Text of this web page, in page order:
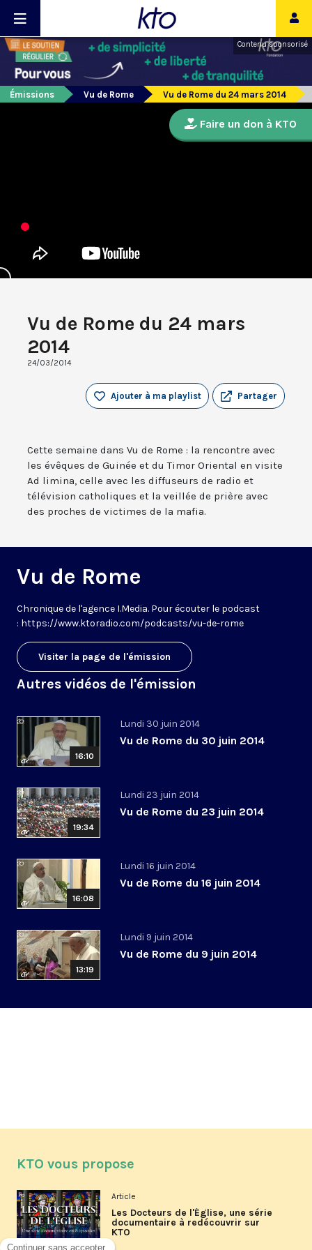
Contenu sponsorisé
Émissions Vu de Rome Vu de Rome du 24 mars 2014
Vu de Rome du 24 mars
2014
24/03/2014
Partager
Ajouter à ma playlist
Cette semaine dans Vu de Rome : la rencontre avec
les évêques de Guinée et du Timor Oriental en visite
Ad limina, celle avec les diffuseurs de radio et
télévision catholiques et la veillée de prière avec
des proches de victimes de la mafia.
Vu de Rome
Chronique de l'agence I.Media. Pour écouter le podcast
: https://www.ktoradio.com/podcasts/vu-de-rome
Visiter la page de l'émission
Autres vidéos de l'émission
16:10
Lundi 30 juin 2014
Vu de Rome du 30 juin 2014
19:34
Lundi 23 juin 2014
Vu de Rome du 23 juin 2014
16:08
Lundi 16 juin 2014
Vu de Rome du 16 juin 2014
13:19
Lundi 9 juin 2014
Vu de Rome du 9 juin 2014
Faire un don à KTO
KTO vous propose
Article
Les Docteurs de l'Église, une série
documentaire à redécouvrir sur
KTO